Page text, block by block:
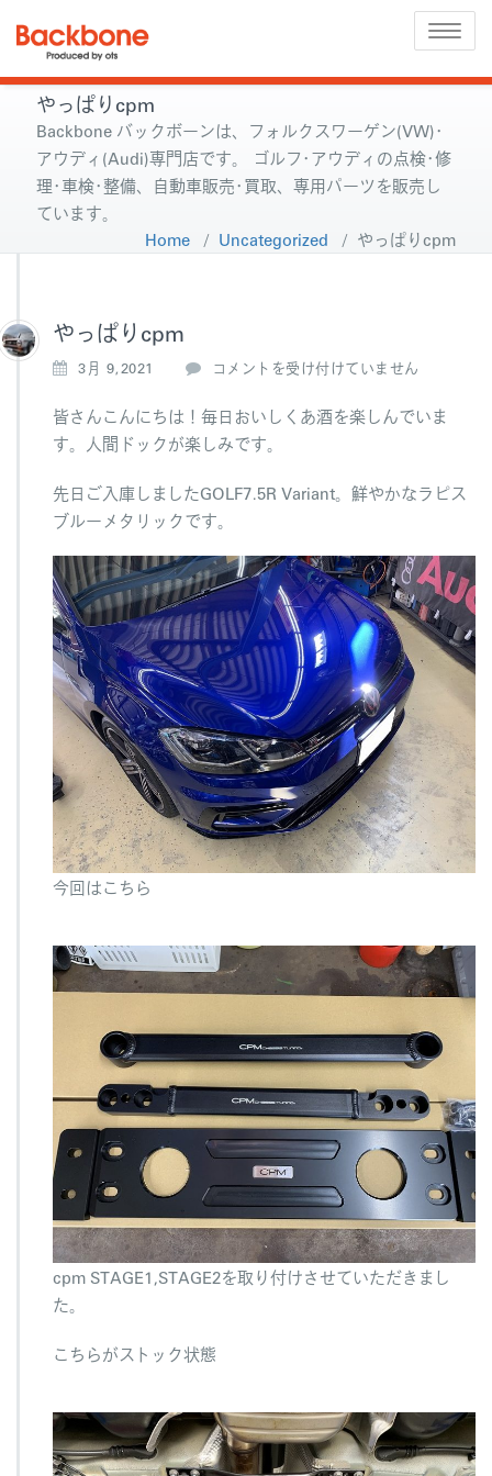
Toggle
やっぱりcpm
Backbone バックボーンは、フォルクスワーゲン(VW)･
アウディ(Audi)専門店です。 ゴルフ･アウディの点検･修
理･車検･整備、自動車販売･買取、専用パーツを販売し
ています。
Home / Uncategorized / やっぱりcpm
やっぱりcpm
3月 9,2021
や
ぱ
り
c
m
は
コメントを受け付けていません
皆さんこんにちは！毎日おいしくあ酒を楽しんでいま
す。人間ドックが楽しみです。
先日ご入庫しましたGOLF7.5R Variant。鮮やかなラピス
ブルーメタリックです。
今回はこちら
cpm STAGE1,STAGE2を取り付けさせていただきまし
た。
こちらがストック状態